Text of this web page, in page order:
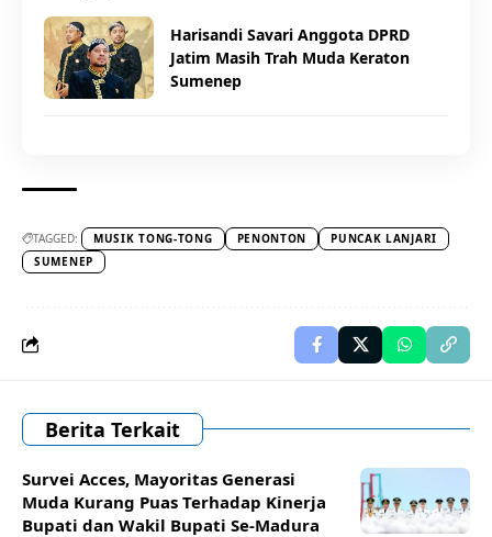
Harisandi Savari Anggota DPRD
Jatim Masih Trah Muda Keraton
Sumenep
TAGGED: MUSIK TONG-TONG PENONTON
PUNCAK LANJARI
SUMENEP
Berita Terkait
Survei Acces, Mayoritas Generasi
Muda Kurang Puas Terhadap Kinerja
Bupati dan Wakil Bupati Se-Madura